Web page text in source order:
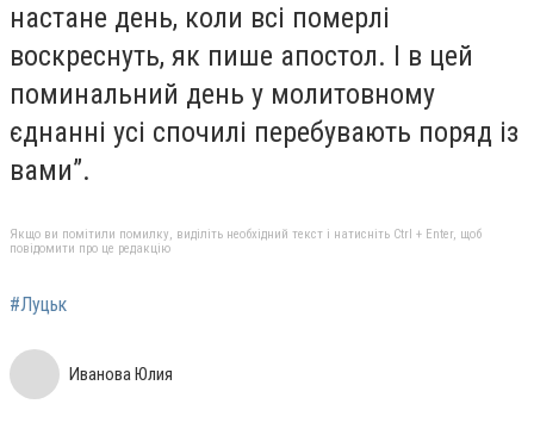
настане день, коли всі померлі
воскреснуть, як пише апостол. І в цей
поминальний день у молитовному
єднанні усі спочилі перебувають поряд із
вами”.
Якщо ви помітили помилку, виділіть необхідний текст і натисніть Ctrl + Enter, щоб
повідомити про це редакцію
#Луцьк
Иванова Юлия